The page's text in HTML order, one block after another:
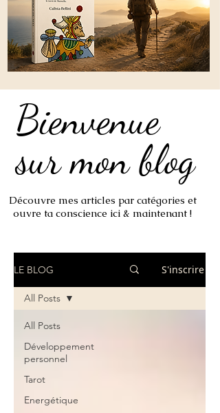
Bienvenue
sur mon blog
Bienvenue
sur mon blog
Découvre mes articles par catégories et
ouvre ta conscience ici & maintenant !
LE BLOG S'inscrire
All Posts
Développement
personnel
Tarot
Energétique
All Posts